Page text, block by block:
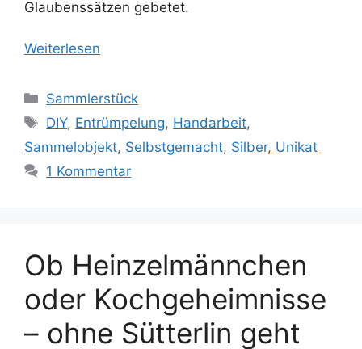
Glaubenssätzen gebetet.
Weiterlesen
Kategorien
Sammlerstück
Schlagwörter
DIY, Entrümpelung, Handarbeit,
Sammelobjekt, Selbstgemacht, Silber, Unikat
1 Kommentar
Ob Heinzelmännchen
oder Kochgeheimnisse
– ohne Sütterlin geht